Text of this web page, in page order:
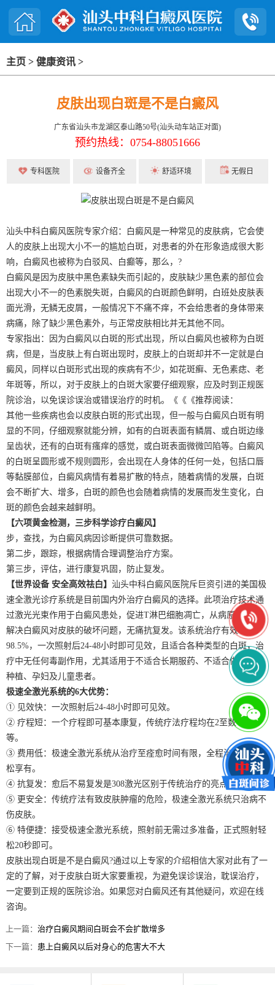
主页 > 健康资讯 >
皮肤出现白斑是不是白癜风
广东省汕头市龙湖区泰山路50号(汕头动车站正对面)
预约热线：0754-88051666
专科医院 设备齐全 舒适环境 无假日
汕头中科白癜风医院专家介绍：白癜风是一种常见的皮肤病，它会使
人的皮肤上出现大小不一的尴尬白斑，对患者的外在形象造成很大影
响，白癜风也被称为白驳风、白癫等，那么，?
白癜风是因为皮肤中黑色素缺失而引起的，皮肤缺少黑色素的部位会
出现大小不一的色素脱失斑，白癜风的白斑颜色鲜明，白班处皮肤表
面光滑，无鳞无皮屑，一般情况下不痛不痒，不会给患者的身体带来
病痛，除了缺少黑色素外，与正常皮肤相比并无其他不同。
专家指出：因为白癜风以白斑的形式出现，所以白癜风也被称为白斑
病，但是，当皮肤上有白斑出现时，皮肤上的白斑却并不一定就是白
癜风，同样以白斑形式出现的疾病有不少，如花斑癣、无色素痣、老
年斑等，所以，对于皮肤上的白斑大家要仔细观察，应及时到正规医
院诊治，以免误诊误治或错误治疗的时机。《《《推荐阅读：
其他一些疾病也会以皮肤白斑的形式出现，但一般与白癜风白斑有明
显的不同，仔细观察就能分辨，如有的白斑表面有鳞屑、或白斑边缘
呈齿状，还有的白斑有瘙痒的感觉，或白斑表面微微凹陷等。白癜风
的白斑呈圆形或不规则圆形，会出现在人身体的任何一处，包括口唇
等黏膜部位，白癜风病情有着易扩散的特点，随着病情的发展，白斑
会不断扩大、增多，白斑的颜色也会随着病情的发展而发生变化，白
斑的颜色会越来越鲜明。
【六项黄金检测，三步科学诊疗白癜风】
步，查找，为白癜风病因诊断提供可靠数据。
第二步，跟踪，根据病情合理调整治疗方案。
第三步，评估，进行康复巩固，防止复发。
【世界设备 安全高效祛白】 汕头中科白癜风医院斥巨资引进的美国极
速全激光诊疗系统是目前国内外治疗白癜风的选择。此项治疗技术通
过激光光束作用于白癜风患处，促进T淋巴细胞凋亡，从病原上彻底
解决白癜风对皮肤的破坏问题，无痛抗复发。该系统治疗有效率为
98.5%，一次照射后24-48小时即可见效，且适合各种类型的白斑，治
疗中无任何毒副作用，尤其适用于不适合长期服药、不适合做黑色素
种植、孕妇及儿童患者。
极速全激光系统的6大优势：
① 见效快：一次照射后24-48小时即可见效。
② 疗程短：一个疗程即可基本康复，传统疗法疗程均在2至数年不
等。
③ 费用低：极速全激光系统从治疗至痊愈时间有限，全程治疗可以轻
松享有。
④ 抗复发：愈后不易复发是308激光区别于传统治疗的亮点之一。
⑤ 更安全：传统疗法有致皮肤肿瘤的危险，极速全激光系统只治病不
伤皮肤。
⑥ 特便捷：接受极速全激光系统，照射前无需过多准备，正式照射轻
松20秒即可。
皮肤出现白斑是不是白癜风?通过以上专家的介绍相信大家对此有了一
定的了解，对于皮肤白斑大家要重视，为避免误诊误治，耽误治疗，
一定要到正规的医院诊治。如果您对白癜风还有其他疑问，欢迎在线
咨询。
上一篇：治疗白癜风期间白斑会不会扩散增多
下一篇： 患上白癜风以后对身心的危害大不大